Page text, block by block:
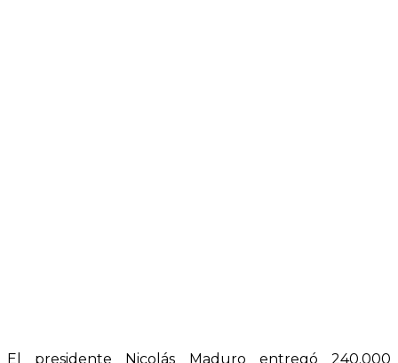
El presidente Nicolás Maduro entregó 240.000